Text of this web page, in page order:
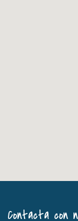
Contacta con